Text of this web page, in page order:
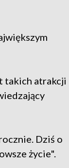
takich atrakcji
Dziś o
życie".